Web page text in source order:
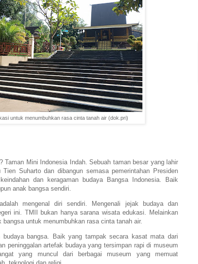
untuk menumbuhkan rasa cinta tanah air (dok.pri)
Taman Mini Indonesia Indah. Sebuah taman besar yang lahir
Suharto dan dibangun semasa pemerintahan Presiden
dan keragaman budaya Bangsa Indonesia. Baik
anak bangsa sendiri.
mengenal diri sendiri. Mengenali jejak budaya dan
ini. TMII bukan hanya sarana wisata edukasi. Melainkan
untuk menumbuhkan rasa cinta tanah air.
budaya bangsa. Baik yang tampak secara kasat mata dari
peninggalan artefak budaya yang tersimpan rapi di museum
yang muncul dari berbagai museum yang memuat